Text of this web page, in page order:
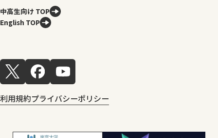
中高生向け TOP
English TOP
利用規約プライバシーポリシー